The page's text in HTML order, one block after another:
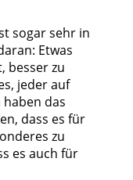
sogar sehr in
Etwas
besser zu
jeder auf
das
dass es für
zu
es auch für